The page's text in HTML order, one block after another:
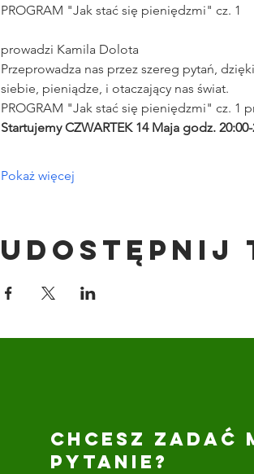
PROGRAM "Jak stać się pieniędzmi" cz. 1
prowadzi Kamila Dolota
Przeprowadza nas przez szereg pytań,
siebie, pieniądze, i otaczający nas świat.
PROGRAM "Jak stać się pieniędzmi" cz. 1
Startujemy CZWARTEK 14 Maja godz.
Pokaż więcej
Udostępnij
CHCESZ ZADAĆ
PYTANIE?